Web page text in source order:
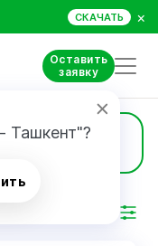
СКАЧАТЬ ×
Оставить
заявку
Ташкент"?
35